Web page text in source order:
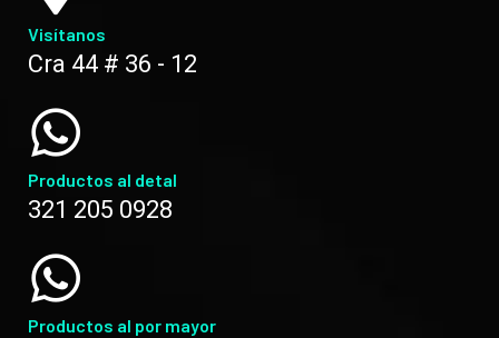
Visítanos
Cra 44 # 36 - 12
Productos al detal
321 205 0928
Productos al por mayor